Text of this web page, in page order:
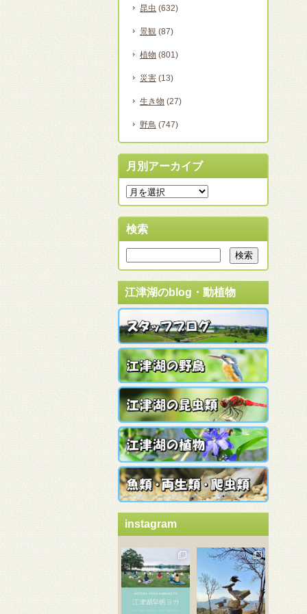
昆虫 (632)
景観 (87)
植物 (801)
災害 (13)
生き物 (27)
野鳥 (747)
月別アーカイブ
検索
江津湖のblog・動植物
instagram
3月 18